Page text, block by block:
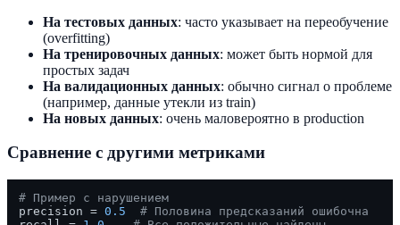
На тестовых данных: часто указывает на переобучение
(overfitting)
На тренировочных данных: может быть нормой для
простых задач
На валидационных данных: обычно сигнал о проблеме
(например, данные утекли из train)
На новых данных: очень маловероятно в production
Сравнение с другими метриками
# Пример с нарушением
precision = 0.5
# Половина предсказаний ошибочна